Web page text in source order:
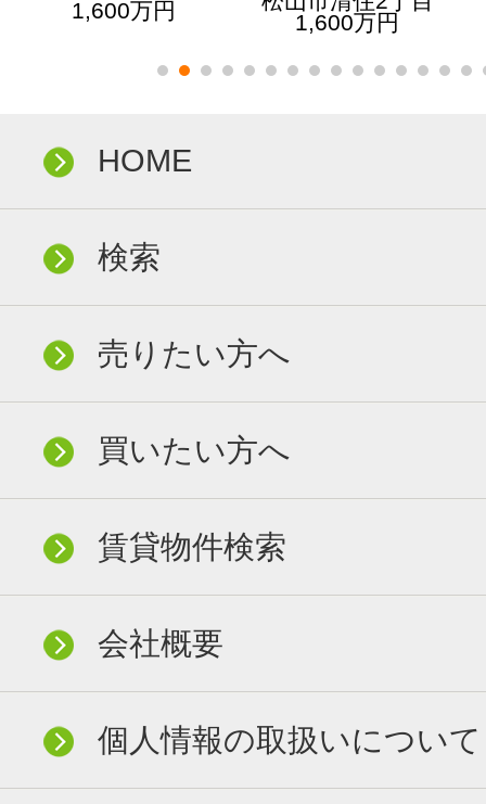
1,600万円
1,600万円
HOME
検索
売りたい方へ
買いたい方へ
賃貸物件検索
会社概要
個人情報の取扱いについて